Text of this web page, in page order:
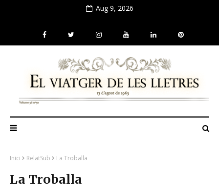
Aug 9, 2026
Inici RelatSub La Troballa
La Troballa